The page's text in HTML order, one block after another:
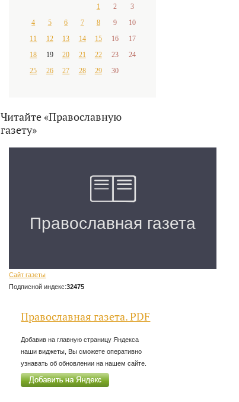
1 2
3
4
5 6 7 8 9
10
11
12 13 14 15 16
17
18
19 20 21 22 23
24
25
26 27 28 29 30
Читайте «Православную
газету»
Сайт газеты
Подписной индекс:32475
Православная газета. PDF
Добавив на главную страницу Яндекса
наши виджеты, Вы сможете оперативно
узнавать об обновлении на нашем сайте.